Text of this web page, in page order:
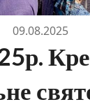
09.08.2025